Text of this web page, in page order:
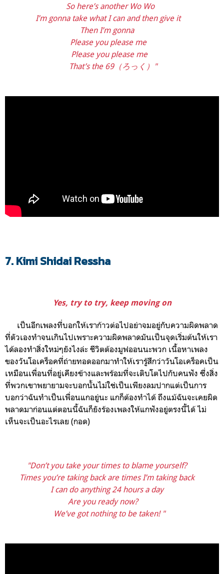
So here’s another Wo Wo
I’m gonna take what I can and then give it
Then I’m gonna
Please you please me
Please you please me
That’s the 69（ろっく）"
7. Kimi Shidai Ressha
Yes, try to try, keep moving on
เป็นอีกเพลงที่บอกให้เราก้าวต่อไปอย่าจมอยู่กับความผิดพลาด
ที่ตัวเองทำจนเกินไปเพราะความผิดพลาดมันเป็นจุดเริ่มต้นให้เรา
ได้ลองทำสิ่งใหม่ๆยังไงล่ะ ชีวิตต้องมูฟออนนะพวก เนื้อหาเพลง
ของวันโอเคร็อคที่ถ่ายทอดออกมาทำให้เรารู้สึกว่าวันโอเคร็อคเป็น
เหมือนเพื่อนที่อยู่เคียงข้างและพร้อมที่จะเติบโตไปกับคนฟัง ซึ่งสิ่ง
ที่พวกเขาพยายามจะบอกนั้นไม่ใช่เป็นเพียงลมปากแต่เป็นการ
บอกว่าฉันทำเป็นเพื่อนแกอยู่นะ แกก็ต้องทำได้ ถึงแม้ฉันจะเคยผิด
พลาดมาก่อนแต่ตอนนี้ฉันก็ยังร้องเพลงให้แกฟังอยู่ตรงนี้ได้ ไม่
เห็นจะเป็นอะไรเลย (กอด)
"Don’t you take your times to blame yourself?
Times you’re taking back are times I’m taking back
I can do anything 24 hours a day
Are you ready now?
We’ve got nothing to be taken! "